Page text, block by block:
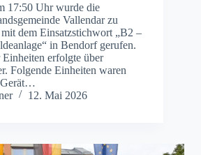
17:50 Uhr wurde die
Vallendar zu
dem Einsatzstichwort „B2 –
in Bendorf gerufen.
erfolgte über
Folgende Einheiten waren
Gerät…
12. Mai 2026